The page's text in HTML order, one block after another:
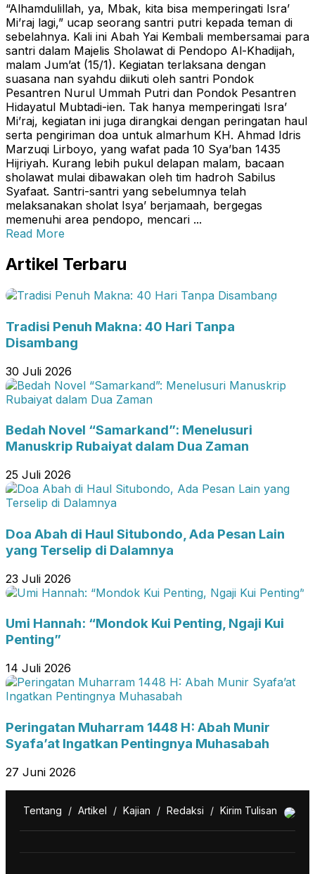
“Alhamdulillah, ya, Mbak, kita bisa memperingati Isra’
Mi’raj lagi,” ucap seorang santri putri kepada teman di
sebelahnya. Kali ini Abah Yai Kembali membersamai para
santri dalam Majelis Sholawat di Pendopo Al-Khadijah,
malam Jum’at (15/1). Kegiatan terlaksana dengan
suasana nan syahdu diikuti oleh santri Pondok
Pesantren Nurul Ummah Putri dan Pondok Pesantren
Hidayatul Mubtadi-ien. Tak hanya memperingati Isra’
Mi’raj, kegiatan ini juga dirangkai dengan peringatan haul
serta pengiriman doa untuk almarhum KH. Ahmad Idris
Marzuqi Lirboyo, yang wafat pada 10 Sya’ban 1435
Hijriyah. Kurang lebih pukul delapan malam, bacaan
sholawat mulai dibawakan oleh tim hadroh Sabilus
Syafaat. Santri-santri yang sebelumnya telah
melaksanakan sholat Isya’ berjamaah, bergegas
memenuhi area pendopo, mencari ...
Read More
Artikel Terbaru
Tradisi Penuh Makna: 40 Hari Tanpa
Disambang
30 Juli 2026
Bedah Novel “Samarkand”: Menelusuri
Manuskrip Rubaiyat dalam Dua Zaman
25 Juli 2026
Doa Abah di Haul Situbondo, Ada Pesan Lain
yang Terselip di Dalamnya
23 Juli 2026
Umi Hannah: “Mondok Kui Penting, Ngaji Kui
Penting”
14 Juli 2026
Peringatan Muharram 1448 H: Abah Munir
Syafa’at Ingatkan Pentingnya Muhasabah
27 Juni 2026
Tentang / Artikel / Kajian / Redaksi / Kirim Tulisan